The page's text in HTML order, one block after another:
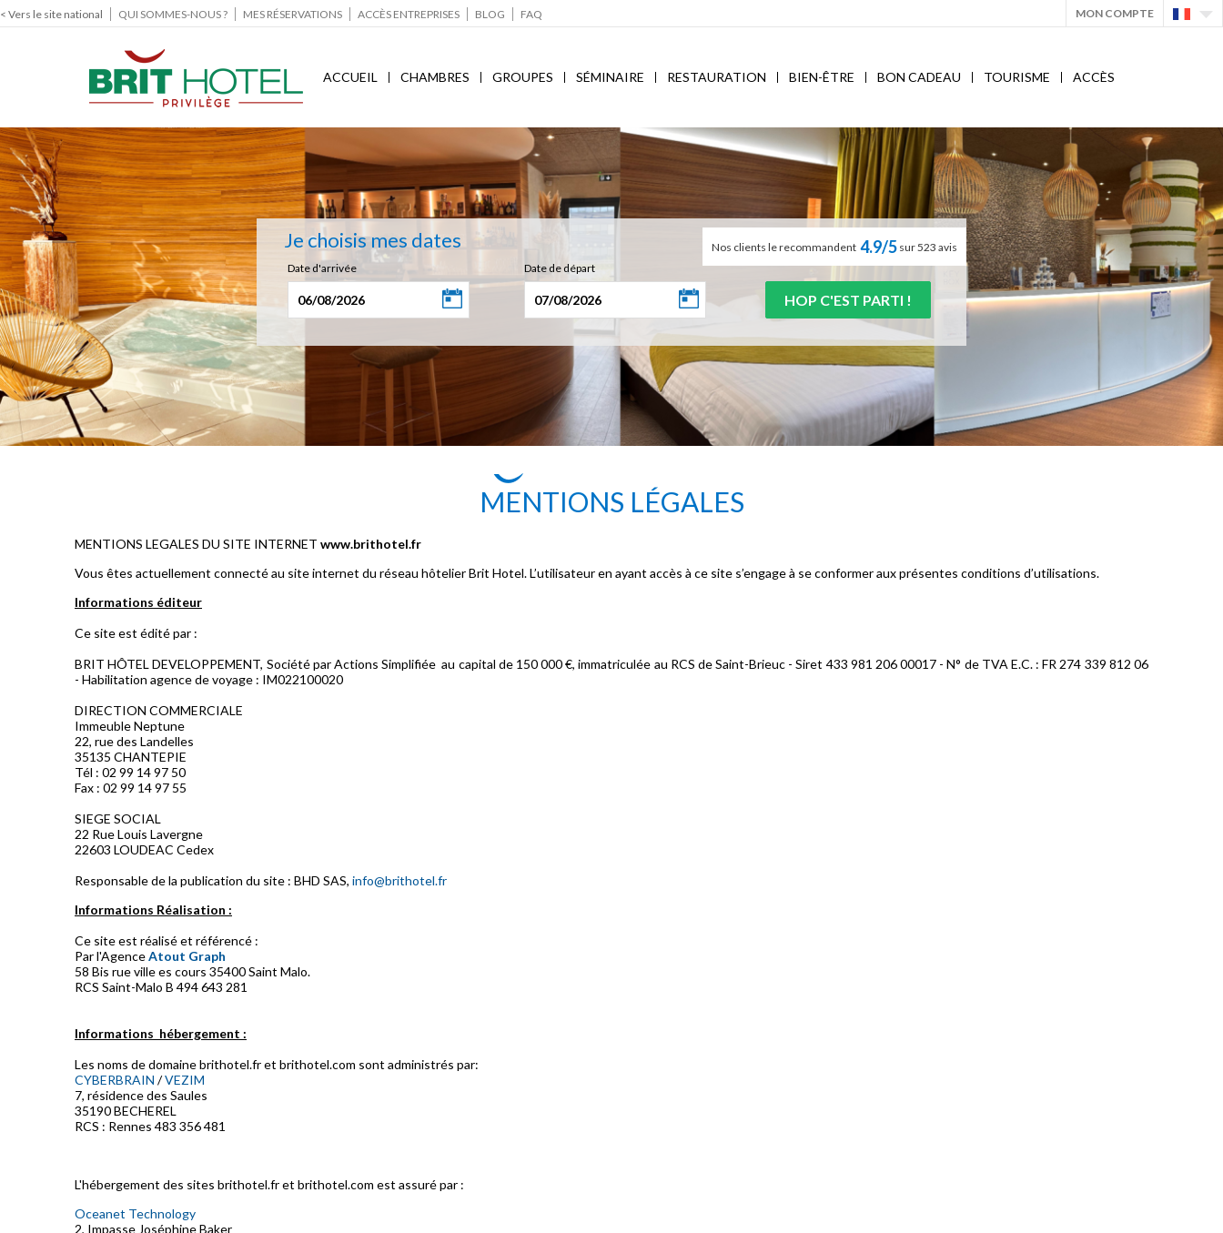
< Vers le site national QUI SOMMES-NOUS ? MES RÉSERVATIONS ACCÈS ENTREPRISES BLOG FAQ MON COMPTE
ACCUEIL CHAMBRES GROUPES SÉMINAIRE RESTAURATION BIEN-ÊTRE BON CADEAU TOURISME ACCÈS
Je choisis mes dates Nos clients le recommandent 4.9/5 sur 523 avis
Date d'arrivée
Date de départ
MENTIONS LÉGALES
MENTIONS LEGALES DU SITE INTERNET www.brithotel.fr
Vous êtes actuellement connecté au site internet du réseau hôtelier Brit Hotel. L’utilisateur en ayant accès à ce site s’engage à se conformer aux présentes conditions d’utilisations.
Informations éditeur
Ce site est édité par :
BRIT HÔTEL DEVELOPPEMENT, Société par Actions Simplifiée au capital de 150 000 €, immatriculée au RCS de Saint-Brieuc - Siret 433 981 206 00017 - N° de TVA E.C. : FR 274 339 812 06
- Habilitation agence de voyage : IM022100020
DIRECTION COMMERCIALE
Immeuble Neptune
22, rue des Landelles
35135 CHANTEPIE
Tél : 02 99 14 97 50
Fax : 02 99 14 97 55
SIEGE SOCIAL
22 Rue Louis Lavergne
22603 LOUDEAC Cedex
Responsable de la publication du site : BHD SAS, info@brithotel.fr
Informations Réalisation :
Ce site est réalisé et référencé :
Par l'AgenceAtout Graph
58 Bis rue ville es cours 35400 Saint Malo.
RCS Saint-Malo B 494 643 281
Informations hébergement :
Les noms de domaine brithotel.fr et brithotel.com sont administrés par:
CYBERBRAIN /VEZIM
7, résidence des Saules
35190 BECHEREL
RCS : Rennes 483 356 481
L'hébergement des sites brithotel.fr et brithotel.com est assuré par :
Oceanet Technology
2, Impasse Joséphine Baker